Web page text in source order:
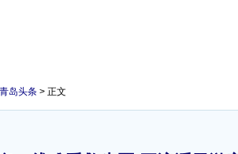
青岛头条 > 正文